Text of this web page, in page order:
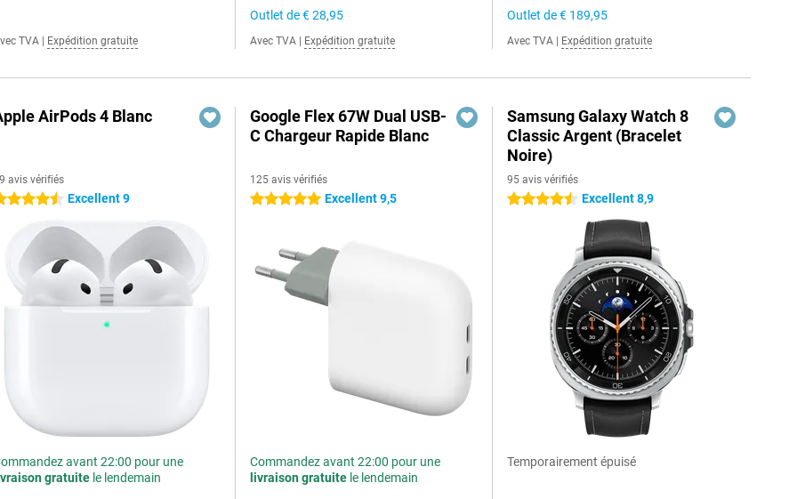
TVA Expédition gratuite
Outlet de€ 28,95
Avec TVA Expédition gratuite
Outlet de€ 189,95
Avec TVA Expédition gratuite
AirPods 4 Blanc
avis vérifiés
étoiles Excellent 9
avant 22:00 pour une
gratuite le lendemain
Google Flex 67W Dual USB-
C Chargeur Rapide Blanc
125 avis vérifiés
5 étoiles Excellent 9,5
Commandez avant 22:00 pour une
livraison gratuite le lendemain
Samsung Galaxy Watch 8
Classic Argent (Bracelet
Noire)
95 avis vérifiés
4.5 étoiles Excellent 8,9
Temporairement épuisé